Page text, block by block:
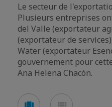
Le secteur de
Plusieurs entreprises
del Valle (exportateur
(exportateur de
Water (exportateur
gouvernement pour
Ana Helena Chacón.
Voir